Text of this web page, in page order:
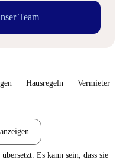
Team
Hausregeln Vermieter
Es kann sein, dass sie